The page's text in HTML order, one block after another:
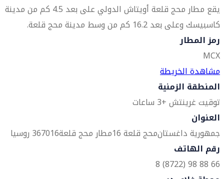
يقع مطار محج قلعة أويتاش الدولي على بعد 4.5 كم من مدينة
كاسبيسك وعلى بعد 16.2 كم من وسط مدينة محج قلعة.
رمز المطار
MCX
مشاهدة الخريطة
المنطقة الزمنية
توقيت غرينتش +3 ساعات
العنوان
جمهورية داغستانمحج قلعة 16 مطار محج قلعة367016 روسيا
رقم الهاتف
66 88 98 (8722) 8